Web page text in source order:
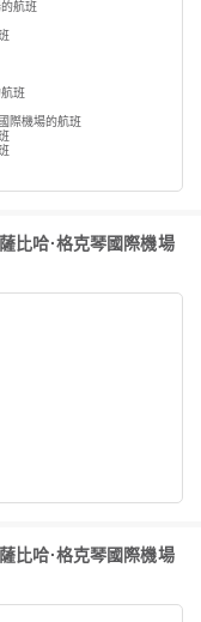
航班
班
際機場的航班
比哈·格克琴國際機場
比哈·格克琴國際機場